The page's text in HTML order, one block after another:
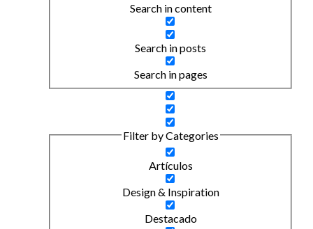
Search in content
Search in posts
Search in pages
Filter by Categories
Artículos
Design & Inspiration
Destacado